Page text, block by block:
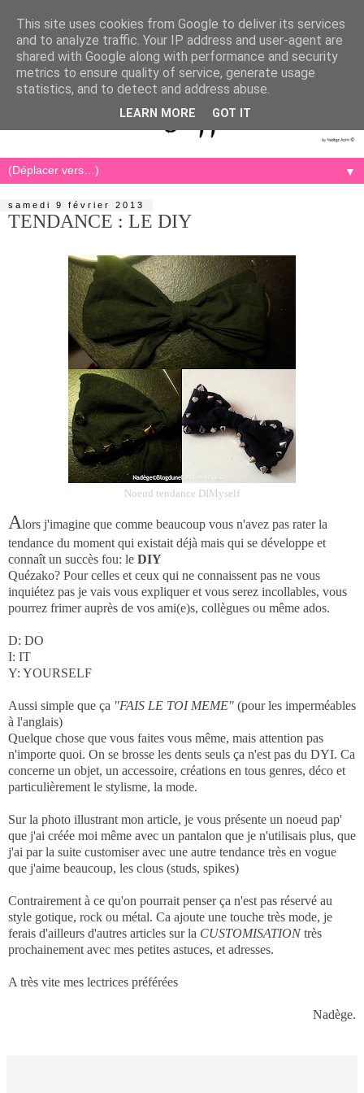
▼
samedi 9 février 2013
TENDANCE : LE DIY
Noeud tendance DIMyself
Alors j'imagine que comme beaucoup vous n'avez pas rater la
tendance du moment qui existait déjà mais qui se développe et
connaît un succès fou: le DIY
Quézako? Pour celles et ceux qui ne connaissent pas ne vous
inquiétez pas je vais vous expliquer et vous serez incollables, vous
pourrez frimer auprès de vos ami(e)s, collègues ou même ados.
D: DO
I: IT
Y: YOURSELF
Aussi simple que ça "FAIS LE TOI MEME" (pour les imperméables
à l'anglais)
Quelque chose que vous faites vous même, mais attention pas
n'importe quoi. On se brosse les dents seuls ça n'est pas du DYI. Ca
concerne un objet, un accessoire, créations en tous genres, déco et
particulièrement le stylisme, la mode.
Sur la photo illustrant mon article, je vous présente un noeud pap'
que j'ai créée moi même avec un pantalon que je n'utilisais plus, que
j'ai par la suite customiser avec une autre tendance très en vogue
que j'aime beaucoup, les clous (studs, spikes)
Contrairement à ce qu'on pourrait penser ça n'est pas réservé au
style gotique, rock ou métal. Ca ajoute une touche très mode, je
ferais d'ailleurs d'autres articles sur la CUSTOMISATIONtrès
prochainement avec mes petites astuces, et adresses.
A très vite mes lectrices préférées
Nadège.
This site uses cookies from Google to deliver its services
and to analyze traffic. Your IP address and user-agent are
shared with Google along with performance and security
metrics to ensure quality of service, generate usage
statistics, and to detect and address abuse.
LEARN MORE GOT IT